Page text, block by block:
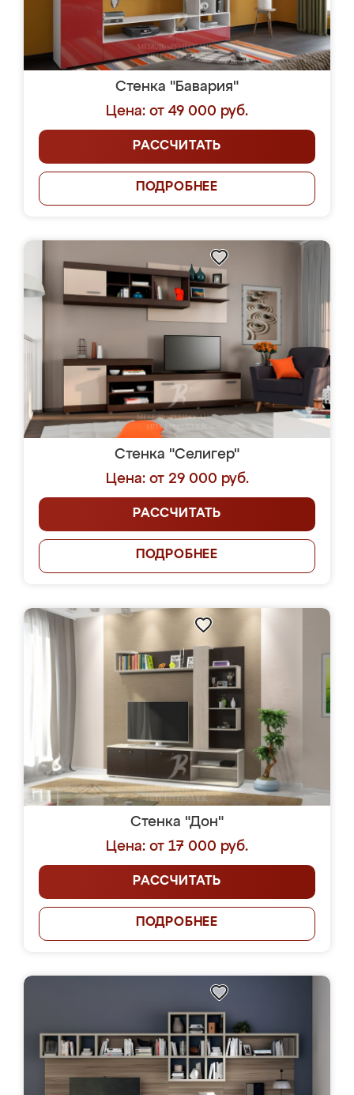
Стенка "Бавария"
Цена: от 49 000 руб.
РАССЧИТАТЬ
ПОДРОБНЕЕ
Стенка "Селигер"
Цена: от 29 000 руб.
РАССЧИТАТЬ
ПОДРОБНЕЕ
Стенка "Дон"
Цена: от 17 000 руб.
РАССЧИТАТЬ
ПОДРОБНЕЕ